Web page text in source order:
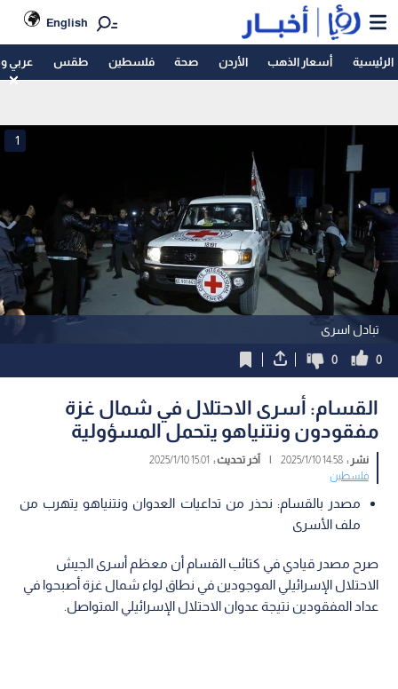
English
الرئيسية أسعار الذهب الأردن صحة فلسطين طقس عربي
تبادل اسرى
1
0
0
القسام: أسرى الاحتلال في شمال غزة
مفقودون ونتنياهو يتحمل المسؤولية
نشر :14:58 2025/1/10
| آخر تحديث : 15:01 2025/1/10
فلسطين
مصدر بالقسام: نحذر من تداعيات العدوان ونتنياهو يتهرب من
ملف الأسرى
صرح مصدر قيادي في كتائب القسام أن معظم أسرى الجيش
الاحتلال الإسرائيلي الموجودين في نطاق لواء شمال غزة أصبحوا في
عداد المفقودين نتيجة عدوان الاحتلال الإسرائيلي المتواصل.